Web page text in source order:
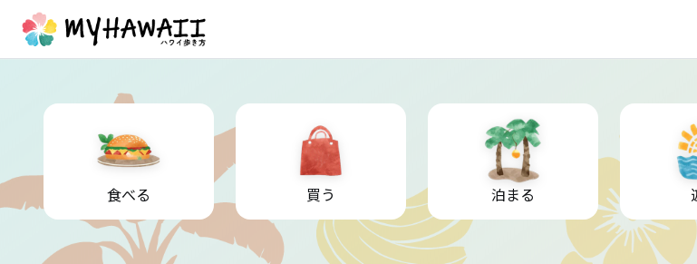
食べる 買う 泊まる